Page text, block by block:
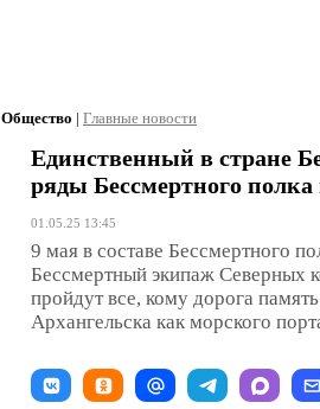
Общество | Главные новости
Единственный в стране
ряды Бессмертного
01.05.25 13:45
9 мая в составе Бессмертного
Бессмертный экипаж Северных
пройдут все, кому дорога
Архангельска как морского